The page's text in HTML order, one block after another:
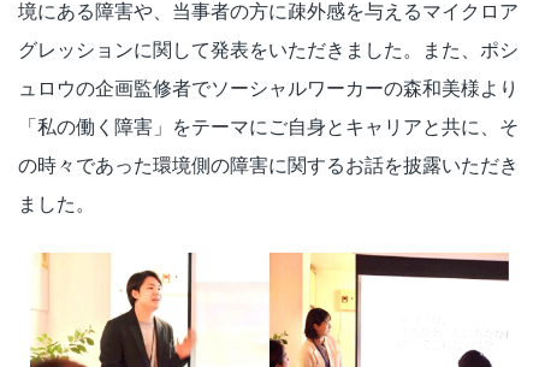
境にある障害や、当事者の方に疎外感を与えるマイクロア
グレッションに関して発表をいただきました。また、ポシ
ュロウの企画監修者でソーシャルワーカーの森和美様より
「私の働く障害」をテーマにご自身とキャリアと共に、そ
の時々であった環境側の障害に関するお話を披露いただき
ました。